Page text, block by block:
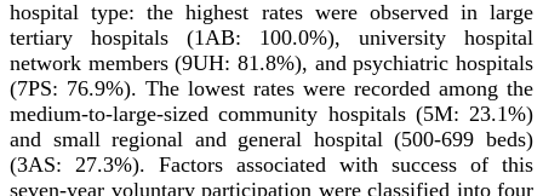
hospital type: the highest rates were observed in large
tertiary hospitals (1AB: 100.0%), university hospital
network members (9UH: 81.8%), and psychiatric hospitals
(7PS: 76.9%). The lowest rates were recorded among the
medium-to-large-sized community hospitals (5M: 23.1%)
and small regional and general hospital (500-699 beds)
(3AS: 27.3%). Factors associated with success of this
seven-year voluntary participation were classified into four